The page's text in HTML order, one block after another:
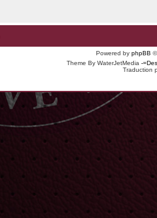
Powered by phpBB
Theme By WaterJetMedia -
Traduction